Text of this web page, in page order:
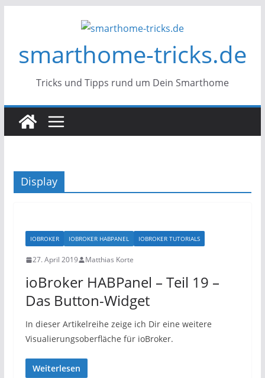
smarthome-tricks.de
Tricks und Tipps rund um Dein Smarthome
Display
IOBROKER IOBROKER HABPANEL IOBROKER TUTORIALS
27. April 2019 Matthias Korte
ioBroker HABPanel – Teil 19 –
Das Button-Widget
In dieser Artikelreihe zeige ich Dir eine weitere
Visualierungsoberfläche für ioBroker.
Weiterlesen